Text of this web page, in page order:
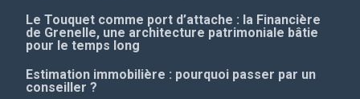
Le Touquet comme port d’attache : la Financière
de Grenelle, une architecture patrimoniale bâtie
pour le temps long
Estimation immobilière : pourquoi passer par un
conseiller ?